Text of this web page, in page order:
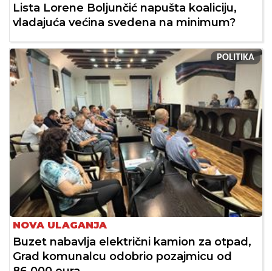
Lista Lorene Boljunčić napušta koaliciju,
vladajuća većina svedena na minimum?
POLITIKA
NOVA ULAGANJA
Buzet nabavlja električni kamion za otpad,
Grad komunalcu odobrio pozajmicu od